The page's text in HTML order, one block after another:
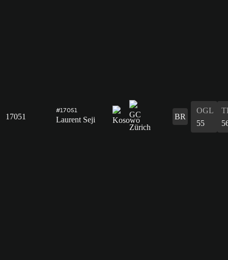
17051
#17051
Laurent Seji BR
OGL
55